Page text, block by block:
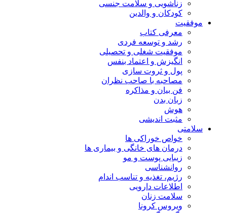
زناشویی و سلامت جنسی
کودکان و والدین
موفقیت
معرفی کتاب
رشد و توسعه فردی
موفقیت شغلی و تحصیلی
انگیزش و اعتماد بنفس
پول و ثروت سازی
مصاحبه با صاحب نظران
فن بیان و مذاکره
زبان بدن
هوش
مثبت اندیشی
سلامتی
خواص خوراکی ها
درمان های خانگی و بیماری ها
زیبایی پوست و مو
روانشناسی
رژیم، تغذیه و تناسب اندام
اطلاعات دارویی
سلامت زنان
ویروس کرونا